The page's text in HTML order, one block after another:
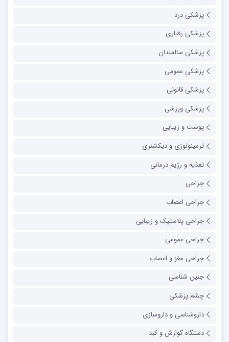
پزشکی درد
پزشکی رفتاری
پزشکی سالمندان
پزشکی عمومی
پزشکی قانونی
پزشکی ورزشی
پوست و زیبایی
ترمینولوژی و دیکشنری
تغذیه و رژیم درمانی
جراحی
جراحی اعصاب
جراحی پلاستیک و زیبایی
جراحی عمومی
جراحی مغز و اعصاب
جنین شناسی
چشم پزشکی
داروشناسی و داروسازی
دستگاه گوارش و کبد